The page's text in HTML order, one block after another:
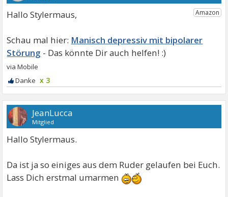
Hallo Stylermaus,
Manisch depressiv mit bipolarer
Störung
x 3
JeanLucca
Mitglied
Hallo Stylermaus.
Da ist ja so einiges aus dem Ruder gelaufen bei Euch.
Lass Dich erstmal umarmen